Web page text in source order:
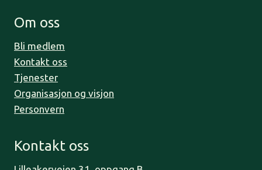
Om oss
Bli medlem
Kontakt oss
Tjenester
Organisasjon og visjon
Personvern
Kontakt oss